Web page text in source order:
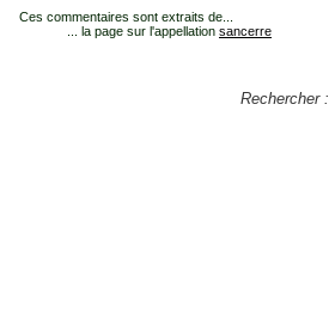
Ces commentaires sont extraits de...
... la page sur l'appellation sancerre
Rechercher :